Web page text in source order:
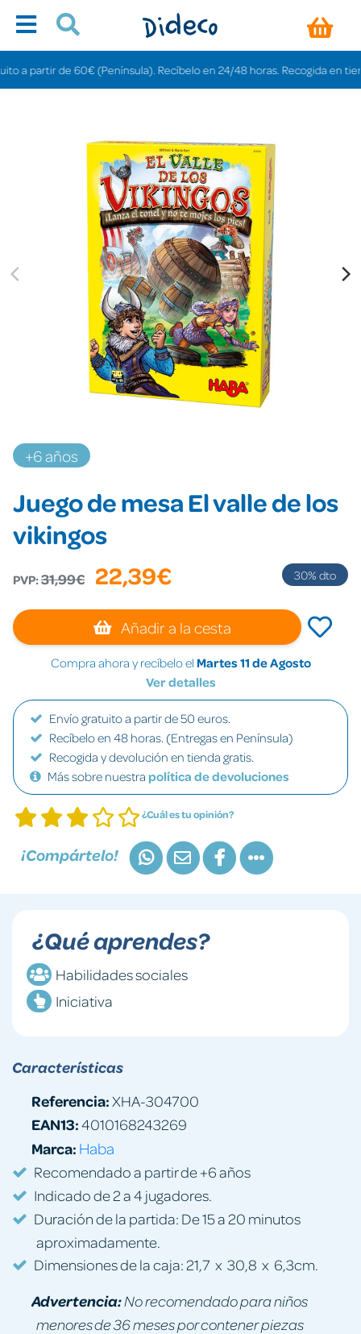
de 60€ (Península). Recíbelo en 24/48 horas. Recogida en tiendas
+6 años
Juego de mesa El valle de los
vikingos
PVP: 31,99€ 22,39€ 30% dto
Añadir a la cesta
Compra ahora y recíbelo el Martes 11 de Agosto
Ver detalles
Envío gratuito a partir de 50 euros.
Recíbelo en 48 horas. (Entregas en Península)
Recogida y devolución en tienda gratis.
Más sobre nuestra política de devoluciones
¿Cuál es tu opinión?
¡Compártelo!
¿Qué aprendes?
Habilidades sociales
Iniciativa
Características
Referencia:XHA-304700
EAN13:4010168243269
Marca: Haba
Recomendado a partir de +6 años
Indicado de 2 a 4 jugadores.
Duración de la partida: De 15 a 20 minutos
aproximadamente.
Dimensiones de la caja: 21,7 x 30,8 x 6,3cm.
Advertencia:No recomendado para niños
menores de 36 meses por contener piezas